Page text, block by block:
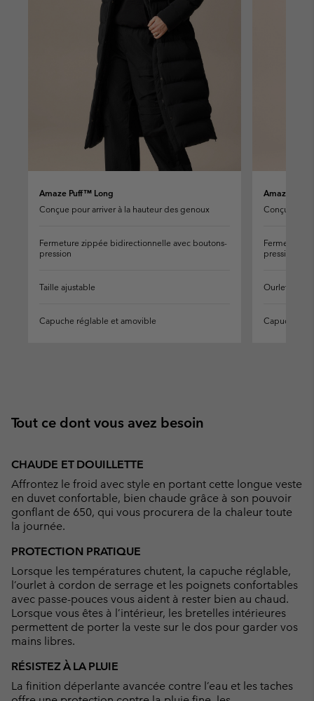
Amaze Puff™ Long
Conçue pour arriver à la hauteur des genoux
Fermeture zippée bidirectionnelle avec boutons-
pression
Taille ajustable
Capuche réglable et amovible
Amaze
Conçue
Fermeture
pression
Ourlet
Capuche
Tout ce dont vous avez besoin
CHAUDE ET DOUILLETTE
Affrontez le froid avec style en portant cette longue veste
en duvet confortable, bien chaude grâce à son pouvoir
gonflant de 650, qui vous procurera de la chaleur toute
la journée.
PROTECTION PRATIQUE
Lorsque les températures chutent, la capuche réglable,
l’ourlet à cordon de serrage et les poignets confortables
avec passe-pouces vous aident à rester bien au chaud.
Lorsque vous êtes à l’intérieur, les bretelles intérieures
permettent de porter la veste sur le dos pour garder vos
mains libres.
RÉSISTEZ À LA PLUIE
La finition déperlante avancée contre l’eau et les taches